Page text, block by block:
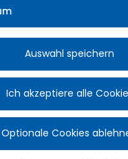
Auswahl speichern
Ich akzeptiere alle
Optionale Cookies